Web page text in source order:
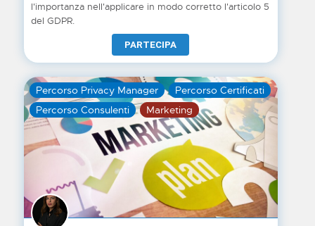
l'importanza nell'applicare in modo corretto l'articolo 5
del GDPR.
PARTECIPA
Percorso Privacy Manager
Percorso Certificati
Percorso Consulenti
Marketing